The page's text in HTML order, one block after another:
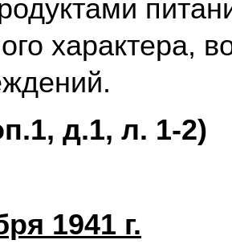
характера,
д.1, л. 1-2)
1941 г.